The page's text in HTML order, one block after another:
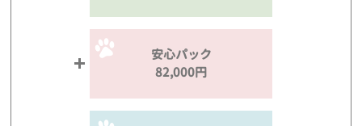
安心パック
82,000円